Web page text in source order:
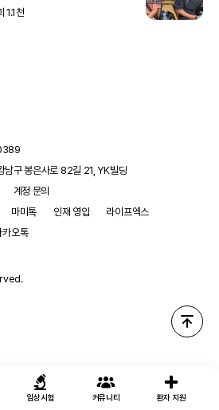
임상시험 커뮤니티 환자 지원
아이돌 밴드 이홍기랑 한 차로
1.1천
남구 봉은사로 82길 21, YK빌딩
계정 문의
마미톡 인재 영입
라이프엑스
카오톡